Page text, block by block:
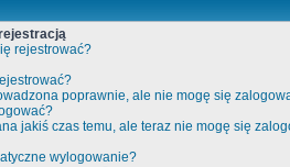
rejestrować?
poprawnie, ale nie mogę się
jakiś czas temu, ale teraz nie mogę się
wylogowanie?